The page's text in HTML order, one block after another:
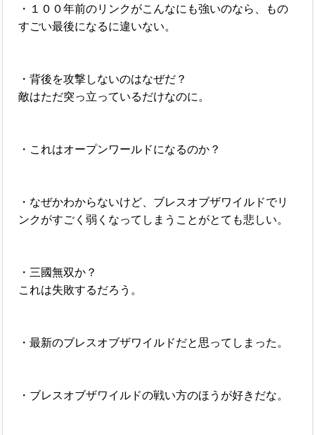
・１００年前のリンクがこんなにも強いのなら、もの
すごい最後になるに違いない。
・背後を攻撃しないのはなぜだ？
敵はただ突っ立っているだけなのに。
・これはオープンワールドになるのか？
・なぜかわからないけど、ブレスオブザワイルドでリ
ンクがすごく弱くなってしまうことがとても悲しい。
・三國無双か？
これは失敗するだろう。
・最新のブレスオブザワイルドだと思ってしまった。
・ブレスオブザワイルドの戦い方のほうが好きだな。